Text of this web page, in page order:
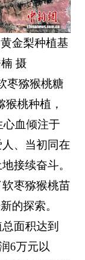
金梨种植基
摄
枣猕猴桃糖
桃种植，
心血倾注于
、当初同在
接续奋斗。
枣猕猴桃苗
的探索。
面积达到
6万元以